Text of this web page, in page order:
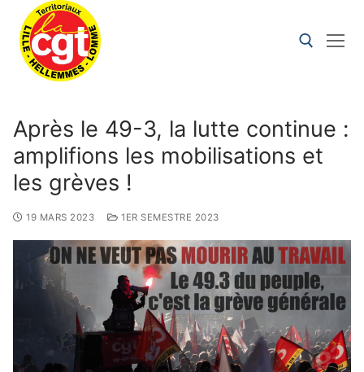
Après le 49-3, la lutte continue :
amplifions les mobilisations et
les grèves !
19 MARS 2023 1ER SEMESTRE 2023